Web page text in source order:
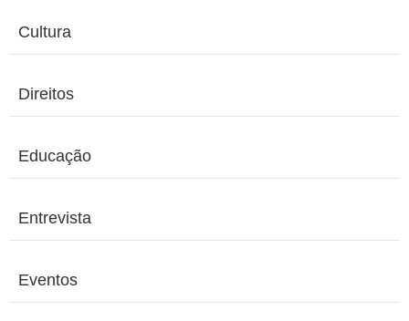
Cultura
Direitos
Educação
Entrevista
Eventos